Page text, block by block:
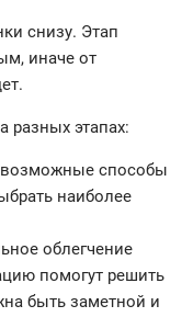
снизу. Этап
иначе от
этапах:
возможные способы
наиболее
облегчение
помогут решить
быть заметной и